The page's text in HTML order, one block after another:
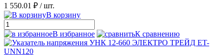
1 550.01 ₽ / шт.
В корзину
В избранное К сравнению